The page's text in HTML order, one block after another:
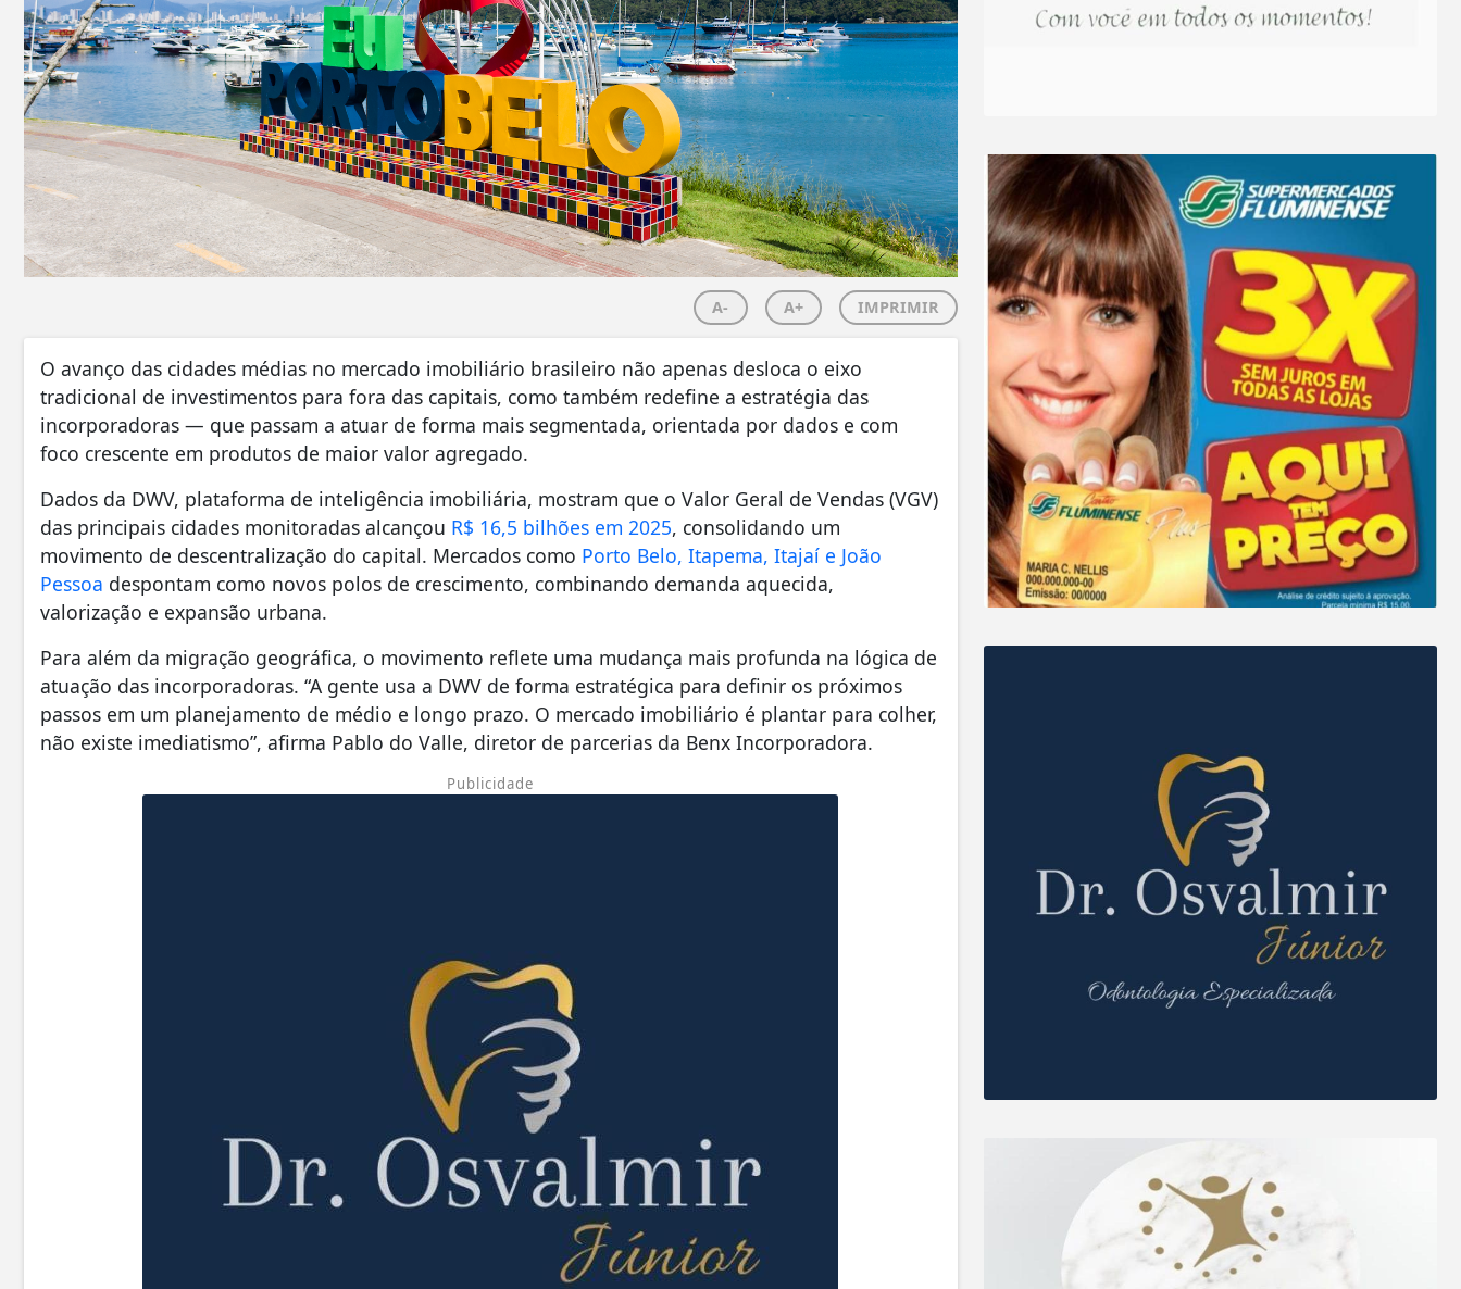
A- A+ IMPRIMIR
O avanço das cidades médias no mercado imobiliário brasileiro não apenas desloca o eixo
tradicional de investimentos para fora das capitais, como também redefine a estratégia das
incorporadoras — que passam a atuar de forma mais segmentada, orientada por dados e com
foco crescente em produtos de maior valor agregado.
Dados da DWV, plataforma de inteligência imobiliária, mostram que o Valor Geral de Vendas (VGV)
das principais cidades monitoradas alcançou R$ 16,5 bilhões em 2025, consolidando um
movimento de descentralização do capital. Mercados como Porto Belo, Itapema, Itajaí e João
Pessoa despontam como novos polos de crescimento, combinando demanda aquecida,
valorização e expansão urbana.
Para além da migração geográfica, o movimento reflete uma mudança mais profunda na lógica de
atuação das incorporadoras. “A gente usa a DWV de forma estratégica para definir os próximos
passos em um planejamento de médio e longo prazo. O mercado imobiliário é plantar para colher,
não existe imediatismo”, afirma Pablo do Valle, diretor de parcerias da Benx Incorporadora.
Publicidade